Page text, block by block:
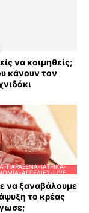
να κοιμηθείς;
κάνουν τον
ΠΑΡΆΞΕΝΑ-ΙΑΤΡΙΚΆ-
ΑΓΓΕΛΊΕΣ-LIVE
να ξαναβάλουμε
το κρέας